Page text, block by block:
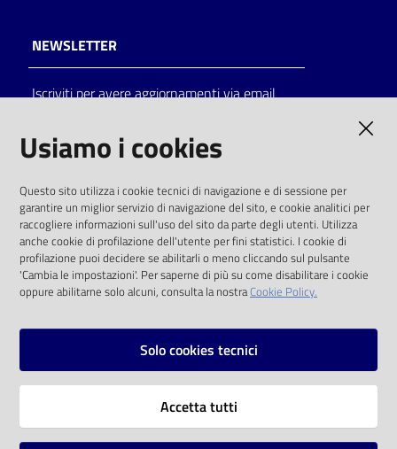
NEWSLETTER
Iscriviti per avere aggiornamenti via email
solo alle condizioni previste dalla direttiva
comunitaria 2003/98/CE e dal d.lgs. 36/2006
SOCIAL
Instagram
Vai alla pagina
Usiamo i cookies
Questo sito utilizza i cookie tecnici di navigazione e di sessione per
garantire un miglior servizio di navigazione del sito, e cookie analitici per
raccogliere informazioni sull'uso del sito da parte degli utenti. Utilizza
anche cookie di profilazione dell'utente per fini statistici. I cookie di
profilazione puoi decidere se abilitarli o meno cliccando sul pulsante
'Cambia le impostazioni'. Per saperne di più su come disabilitare i cookie
oppure abilitarne solo alcuni, consulta la nostraCookie Policy.
Solo cookies tecnici
Accetta tutti